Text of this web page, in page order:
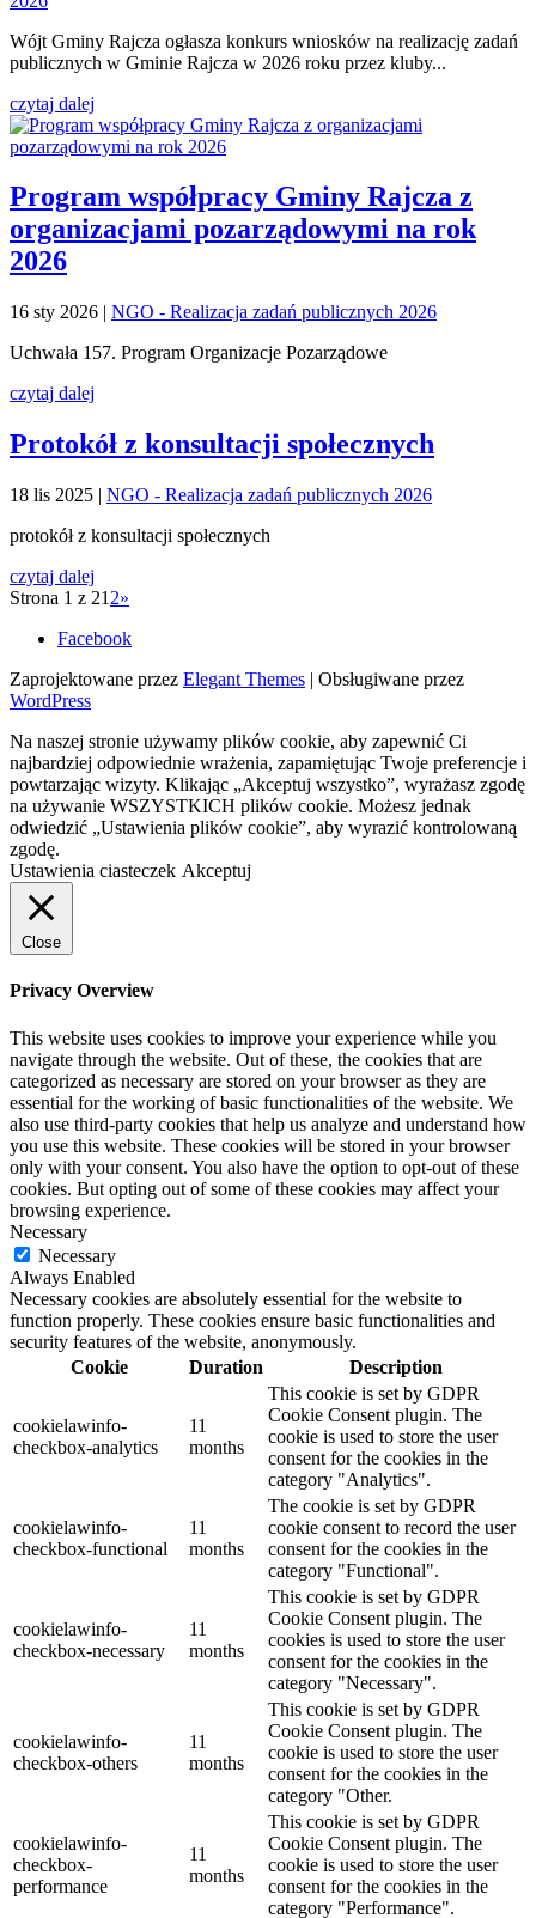
Wójt Gminy Rajcza ogłasza konkurs wniosków na realizację zadań
publicznych w Gminie Rajcza w 2026 roku przez kluby...
czytaj dalej
Program współpracy Gminy Rajcza z
organizacjami pozarządowymi na rok
2026
16 sty 2026 | NGO - Realizacja zadań publicznych 2026
Uchwała 157. Program Organizacje Pozarządowe
czytaj dalej
Protokół z konsultacji społecznych
18 lis 2025 | NGO - Realizacja zadań publicznych 2026
protokół z konsultacji społecznych
czytaj dalej
Strona 1 z 21 2»
Facebook
Zaprojektowane przez Elegant Themes | Obsługiwane przez
WordPress
Na naszej stronie używamy plików cookie, aby zapewnić Ci
najbardziej odpowiednie wrażenia, zapamiętując Twoje preferencje i
powtarzając wizyty. Klikając „Akceptuj wszystko”, wyrażasz zgodę
na używanie WSZYSTKICH plików cookie. Możesz jednak
odwiedzić „Ustawienia plików cookie”, aby wyrazić kontrolowaną
zgodę.
Ustawienia ciasteczek Akceptuj
Close
Privacy Overview
This website uses cookies to improve your experience while you
navigate through the website. Out of these, the cookies that are
categorized as necessary are stored on your browser as they are
essential for the working of basic functionalities of the website. We
also use third-party cookies that help us analyze and understand how
you use this website. These cookies will be stored in your browser
only with your consent. You also have the option to opt-out of these
cookies. But opting out of some of these cookies may affect your
browsing experience.
Necessary
Necessary
Always Enabled
Necessary cookies are absolutely essential for the website to
function properly. These cookies ensure basic functionalities and
security features of the website, anonymously.
Cookie
Duration Description
cookielawinfo-
checkbox-analytics
11
months
This cookie is set by GDPR
Cookie Consent plugin. The
cookie is used to store the user
consent for the cookies in the
category "Analytics".
cookielawinfo-
checkbox-functional
11
months
The cookie is set by GDPR
cookie consent to record the user
consent for the cookies in the
category "Functional".
cookielawinfo-
checkbox-necessary
11
months
This cookie is set by GDPR
Cookie Consent plugin. The
cookies is used to store the user
consent for the cookies in the
category "Necessary".
cookielawinfo-
checkbox-others
11
months
This cookie is set by GDPR
Cookie Consent plugin. The
cookie is used to store the user
consent for the cookies in the
category "Other.
cookielawinfo-
checkbox-
performance
11
months
This cookie is set by GDPR
Cookie Consent plugin. The
cookie is used to store the user
consent for the cookies in the
category "Performance".